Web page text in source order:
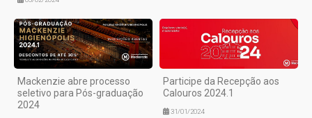
Mackenzie abre processo
seletivo para Pós-graduação
2024
Participe da Recepção aos
Calouros 2024.1
31/01/2024